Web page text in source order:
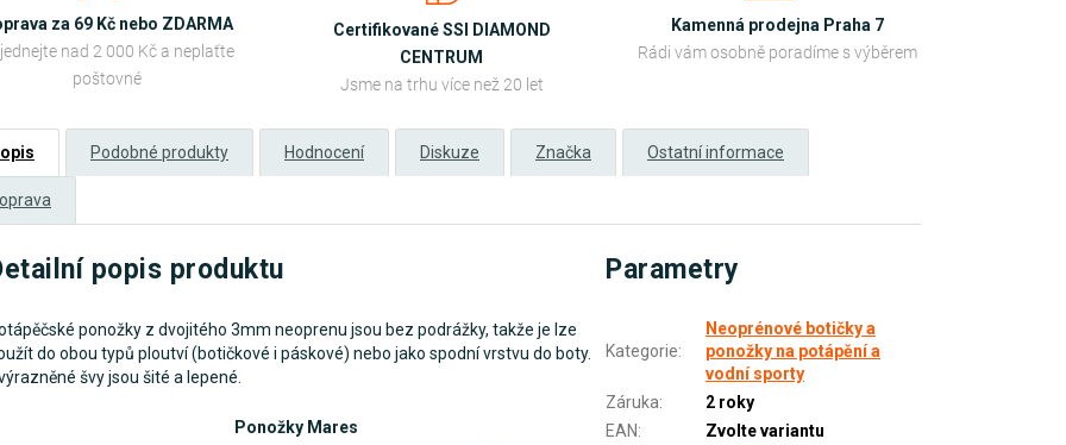
za 69 Kč nebo ZDARMA
nad 2 000 Kč a neplaťte
poštovné
Certifikované SSI DIAMOND
CENTRUM
Jsme na trhu více než 20 let
Kamenná prodejna Praha 7
Rádi vám osobně poradíme s výběrem
Podobné produkty Hodnocení Diskuze Značka Ostatní informace
popis produktu
ponožky z dvojitého 3mm neoprenu jsou bez podrážky, takže je lze
do obou typů ploutví (botičkové i páskové) nebo jako spodní vrstvu do boty.
švy jsou šité a lepené.
Ponožky Mares
Parametry
Kategorie:
Neoprénové botičky a
ponožky na potápění a
vodní sporty
Záruka:
2 roky
EAN:
Zvolte variantu